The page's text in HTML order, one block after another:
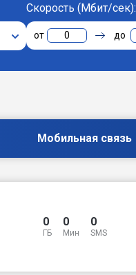
Скорость (Мбит/сек):
0
Мобильная связь
0
ГБ
0
Мин
0
SMS